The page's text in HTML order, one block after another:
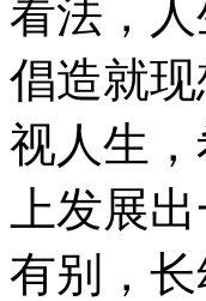
看法，
倡造就
视人生
上发展
有别，